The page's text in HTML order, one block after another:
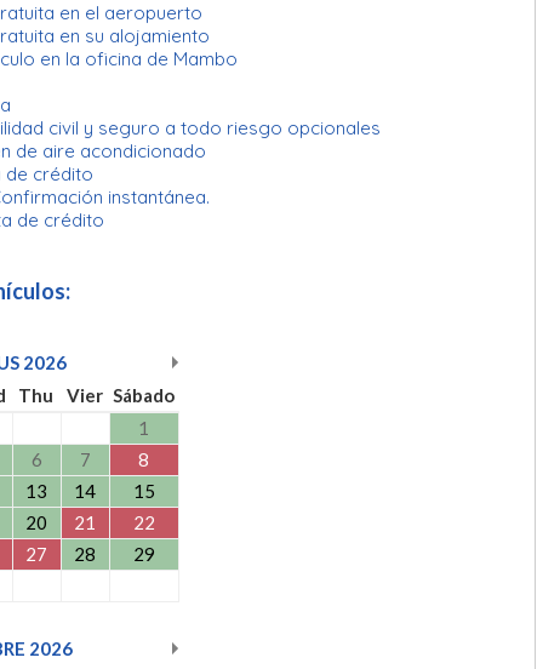
en el aeropuerto
en su alojamiento
en la oficina de Mambo
civil y seguro a todo riesgo opcionales
de aire acondicionado
crédito
instantánea.
de crédito
2026
Thu Vier Sábado
1
6 7
8
13 14
15
20 21
22
27 28
29
2026